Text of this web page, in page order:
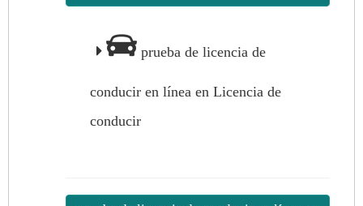
prueba de licencia de
conducir en línea en Licencia de
conducir